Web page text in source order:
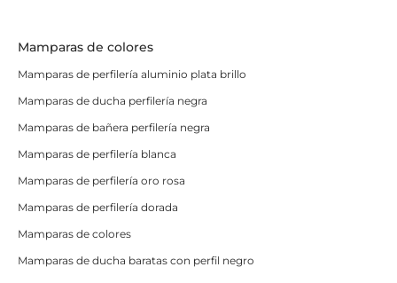
Mamparas de colores
Mamparas de perfilería aluminio plata brillo
Mamparas de ducha perfilería negra
Mamparas de bañera perfilería negra
Mamparas de perfilería blanca
Mamparas de perfilería oro rosa
Mamparas de perfilería dorada
Mamparas de colores
Mamparas de ducha baratas con perfil negro